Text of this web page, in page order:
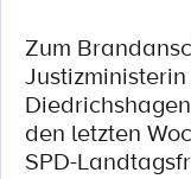
Zum
den letzten
SPD-